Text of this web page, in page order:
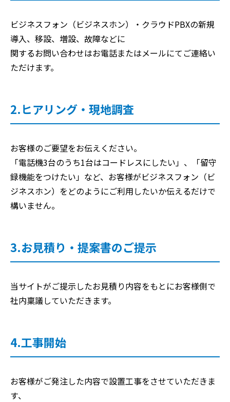
ビジネスフォン（ビジネスホン）・クラウドPBXの新規
導入、移設、増設、故障などに
関するお問い合わせはお電話またはメールにてご連絡い
ただけます。
2.ヒアリング・現地調査
お客様のご要望をお伝えください。
「電話機3台のうち1台はコードレスにしたい」、「留守
録機能をつけたい」など、お客様がビジネスフォン（ビ
ジネスホン）をどのようにご利用したいか伝えるだけで
構いません。
3.お見積り・提案書のご提示
当サイトがご提示したお見積り内容をもとにお客様側で
社内稟議していただきます。
4.工事開始
お客様がご発注した内容で設置工事をさせていただきま
す、